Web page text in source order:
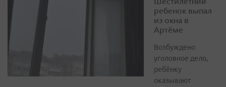
ребенок выпал
из окна в
Артёме
Возбуждено
уголовное дело,
ребёнку
оказывают